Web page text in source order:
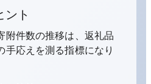
ント
附件数の推移は、返礼品
手応えを測る指標になり